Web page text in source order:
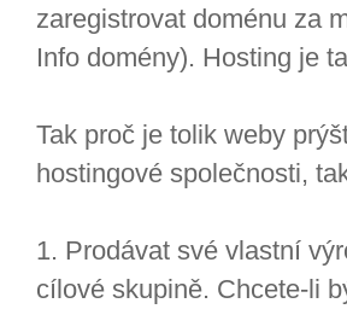
zaregistrovat doménu za
Info domény). Hosting je
Tak proč je tolik weby
hostingové společnosti,
1. Prodávat své vlastní
cílové skupině. Chcete-li